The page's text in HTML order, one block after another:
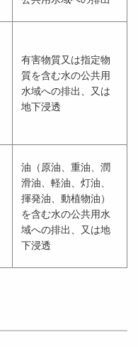
有害物質又は指定物
質を含む水の公共用
水域への排出、又は
地下浸透
油（原油、重油、潤
滑油、軽油、灯油、
揮発油、動植物油）
を含む水の公共用水
域への排出、又は地
下浸透